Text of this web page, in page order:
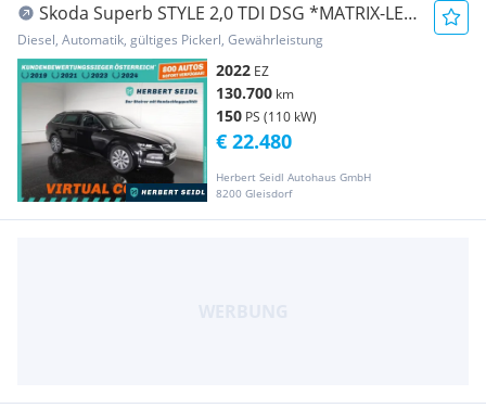
Skoda Superb STYLE 2,0 TDI DSG *MATRIX-LED
/ VIRTUELL...
Diesel, Automatik, gültiges Pickerl, Gewährleistung
2022 EZ
130.700 km
150 PS (110 kW)
Herbert Seidl Autohaus GmbH
8200 Gleisdorf
€ 22.480